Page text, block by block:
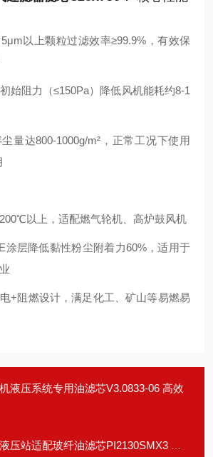
5μm以上颗粒过滤效率≥99.9%，有效保
初始阻力（≤150Pa）降低风机能耗约8-1
尘量达800-1000g/m²，正常工况下使用
以上，适配燃气轮机、高炉鼓风机
涂层降低黏性粉尘附着力60%，适用于
+阻燃设计，满足化工、矿山等易燃易
液压系统专用油滤芯V3.0833-06 高效
压站适配玻纤油滤芯PI2130SMX3 型号